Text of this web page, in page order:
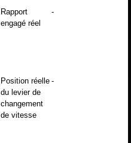
Rapport
engagé réel
-
Position réelle
du levier de
changement
de vitesse
-